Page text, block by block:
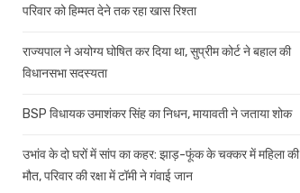
परिवार को हिम्मत देने तक रहा खास रिश्ता
राज्यपाल ने अयोग्य घोषित कर दिया था, सुप्रीम कोर्ट ने बहाल की
विधानसभा सदस्यता
BSP विधायक उमाशंकर सिंह का निधन, मायावती ने जताया शोक
उभांव के दो घरों में सांप का कहर: झाड़-फूंक के चक्कर में महिला की
मौत, परिवार की रक्षा में टॉमी ने गंवाई जान